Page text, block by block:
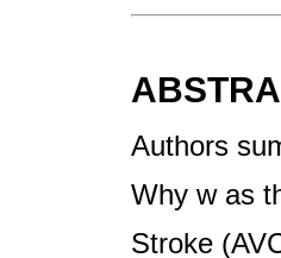
Authors
Why w as
Stroke